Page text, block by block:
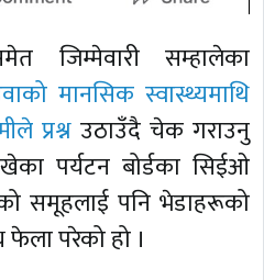
जिम्मेवारी सम्हालेका
मानसिक स्वास्थ्यमाथि
प्रश्न उठाउँदै चेक गराउनु
पर्यटन बोर्डका सिईओ
समूहलाई पनि भेडाहरूको
परेको हो ।